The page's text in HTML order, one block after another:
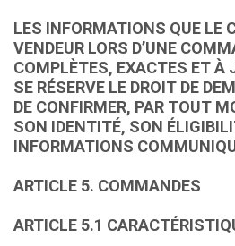
LES INFORMATIONS QUE LE
VENDEUR LORS D’UNE
COMPLÈTES, EXACTES ET À
SE RÉSERVE LE DROIT DE
DE CONFIRMER, PAR TOUT
SON IDENTITÉ, SON
INFORMATIONS
ARTICLE 5. COMMANDES
ARTICLE 5.1